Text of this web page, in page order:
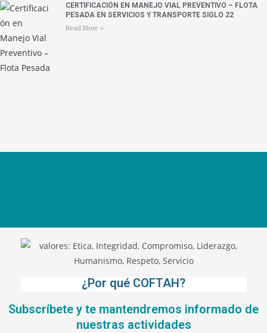
CERTIFICACIÓN EN MANEJO VIAL PREVENTIVO – FLOTA
PESADA EN SERVICIOS Y TRANSPORTE SIGLO 22
Read More »
¿Por qué COFTAH?
Subscríbete y te mantendremos informado de
nuestras actividades